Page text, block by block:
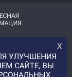
х
УЛУЧШЕНИЯ
САЙТЕ, ВЫ